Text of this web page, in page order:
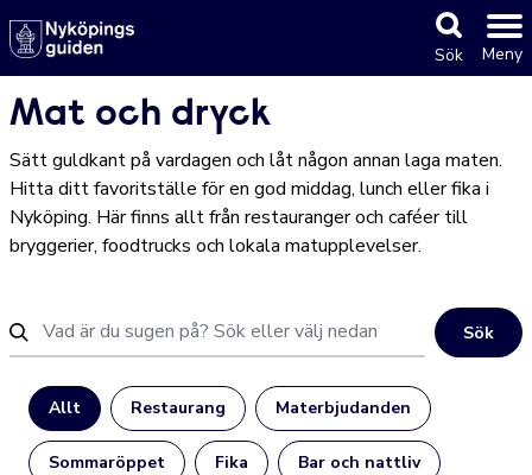
Sök Meny
Mat och dryck
Sätt guldkant på vardagen och låt någon annan laga maten.
Hitta ditt favoritställe för en god middag, lunch eller fika i
Nyköping. Här finns allt från restauranger och caféer till
bryggerier, foodtrucks och lokala matupplevelser.
Sök
Allt Restaurang Materbjudanden
Sommaröppet Fika Bar och nattliv